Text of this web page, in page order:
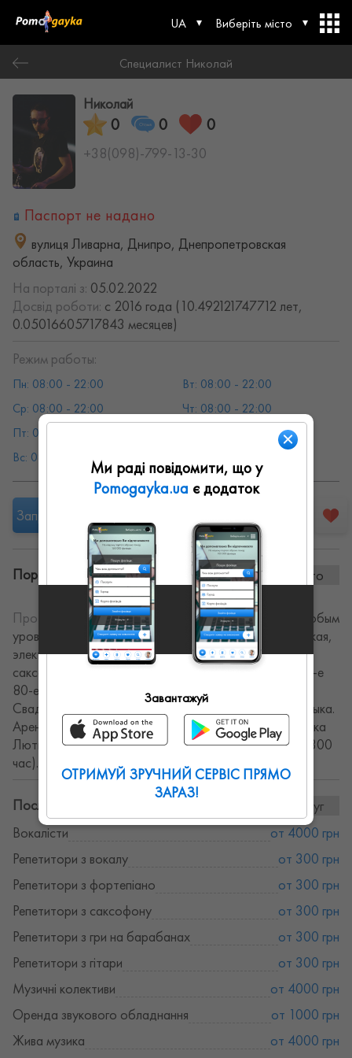
UA Виберіть місто
Специалист Николай
Николай
0 0 0
+38(098)-799-13-30
Паспорт не надано
вулиця Ливарна, Днипро, Днепропетровская
область, Украина
На порталі з: 05.02.2022
Досвід роботи: с 2016 года (10.492121747712 лет,
0.05016605717843 месяцев)
Режим работы:
Пн: 08:00 - 22:00
Вт: 08:00 - 22:00
Ср: 08:00 - 22:00
Чт: 08:00 - 22:00
Пт: 08:00 - 22:00
Вс: 08:00 - 22:00
Запропонувати роботу
Портфоліо винаних робіт: 0 фото
Про себе:
Уроки ВОКАЛА. Для детей и взрослых с любым
уровнем подготовки. Уроки игры на гитаре акустическая,
электро, баз. Клавишные инструменты. Уроки игры на
саксофоне для начинающих. Кавер Группа в стиле 50-е
80-е Рок Н Ролл, Блюз, Ритм-энд-блюз, Джаз. на
Свадьбу корпоратив день рождения и т.д. Живая музыка.
Аренда звукового оборудования. Репетиционная Точка
Лютнева вулиця, 10 (час 150 ) Студия звукозаписи (300
час).
Послуги та ціни:
10послуг
Вокалісти
от 4000 грн
Репетитори з вокалу
от 300 грн
Репетитори з фортепіано
от 300 грн
Репетитори з саксофону
от 300 грн
Репетитори з гри на барабанах
от 300 грн
Репетитори з гітари
от 300 грн
Музичні колективи
от 4000 грн
Оренда звукового обладнання
от 1000 грн
Жива музика
от 4000 грн
Ми раді повідомити, що у
Pomogayka.ua є додаток
Завантажуй
ОТРИМУЙ ЗРУЧНИЙ СЕРВІС ПРЯМО
ЗАРАЗ!